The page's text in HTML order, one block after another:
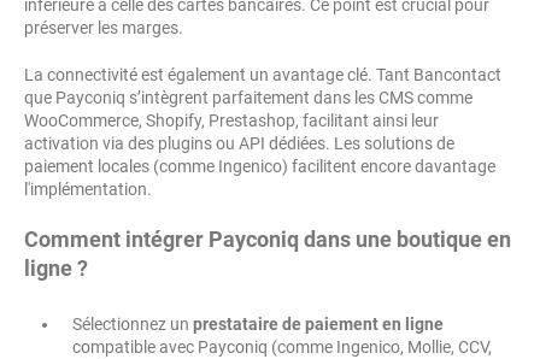
inférieure à celle des cartes bancaires. Ce point est crucial pour
préserver les marges.
La connectivité est également un avantage clé. Tant Bancontact
que Payconiq s’intègrent parfaitement dans les CMS comme
WooCommerce, Shopify, Prestashop, facilitant ainsi leur
activation via des plugins ou API dédiées. Les solutions de
paiement locales (comme Ingenico) facilitent encore davantage
l'implémentation.
Comment intégrer Payconiq dans une boutique en
ligne ?
Sélectionnez un prestataire de paiement en ligne
compatible avec Payconiq (comme Ingenico, Mollie, CCV,